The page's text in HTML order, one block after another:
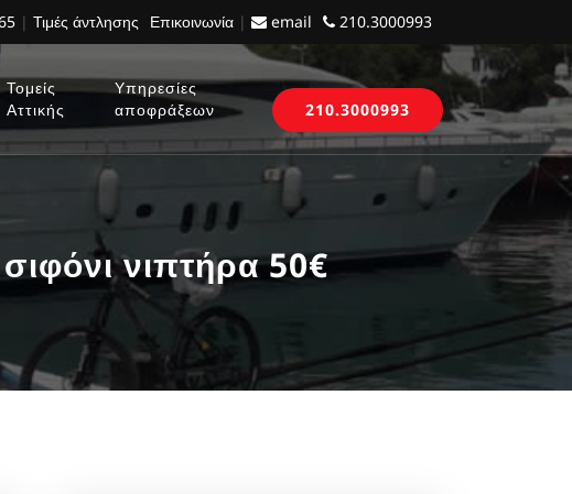
| Τιμές άντλησης Επικοινωνία | email 210.3000993
Τομείς
Αττικής
Υπηρεσίες
αποφράξεων
210.3000993
νιπτήρα 50€